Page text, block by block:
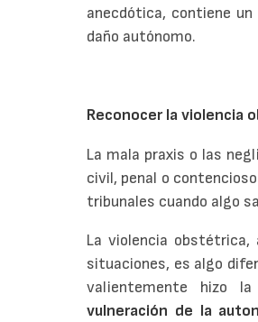
anecdótica, contiene
daño autónomo.
Reconocer la violencia
La mala praxis o las
civil, penal o
tribunales cuando algo
La violencia obstétrica,
situaciones, es algo
valientemente hizo
vulneración de la